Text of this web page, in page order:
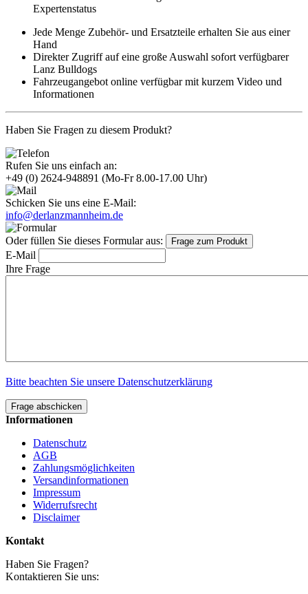
Expertenstatus
Jede Menge Zubehör- und Ersatzteile erhalten Sie aus einer
Hand
Direkter Zugriff auf eine große Auswahl sofort verfügbarer
Lanz Bulldogs
Fahrzeugangebot online verfügbar mit kurzem Video und
Informationen
Haben Sie Fragen zu diesem Produkt?
Rufen Sie uns einfach an:
+49 (0) 2624-948891 (Mo-Fr 8.00-17.00 Uhr)
Schicken Sie uns eine E-Mail:
info@derlanzmannheim.de
Oder füllen Sie dieses Formular aus: Frage zum Produkt
E-Mail
Ihre Frage
Bitte beachten Sie unsere Datenschutzerklärung
Frage abschicken
Informationen
Datenschutz
AGB
Zahlungsmöglichkeiten
Versandinformationen
Impressum
Widerrufsrecht
Disclaimer
Kontakt
Haben Sie Fragen?
Kontaktieren Sie uns: